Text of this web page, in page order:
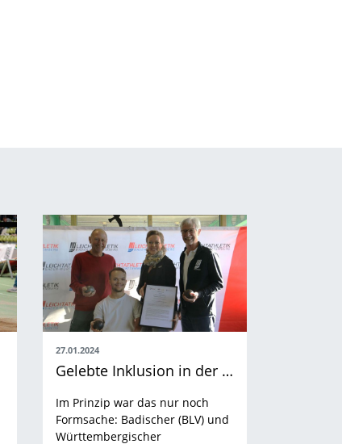
27.01.2024
Gelebte Inklusion in der Baden-Württembergischen Leichtathletik
Im Prinzip war das nur noch
Formsache: Badischer (BLV) und
Württembergischer